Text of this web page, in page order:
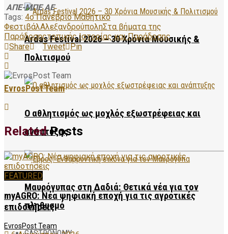
Ardas Festival 2026 – 30 Χρόνια Μουσικής &
Πολιτισμού
Ο αθλητισμός ως μοχλός εξωστρέφειας και
ανάπτυξης
Μαυρόγυπας στη Δαδιά: Θετικά νέα για τον
πληθυσμό
ΑΠΕ-ΜΠΕ ΑΕ
Tags: 4ο Πανέβριο Μαθητικό
ΦεστιβάλΑλεξανδρούποληΣτα βήματα της
Παράδοσηςτοπικής Ιστορίας και Παράδοσης
Share
Tweet Pin
EvrosPost Team
RelatedPosts
FEATURED
myAGRO: Νέα ψηφιακή εποχή για τις αγροτικές
επιδοτήσεις
EvrosPost Team